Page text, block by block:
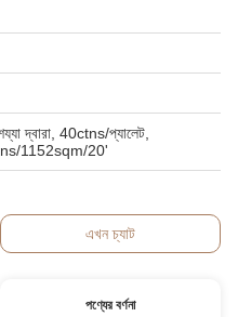
দ্বারা, 40ctns/প্যালেট,
1152sqm/20'
এখন চ্যাট
পণ্যের বর্ণনা